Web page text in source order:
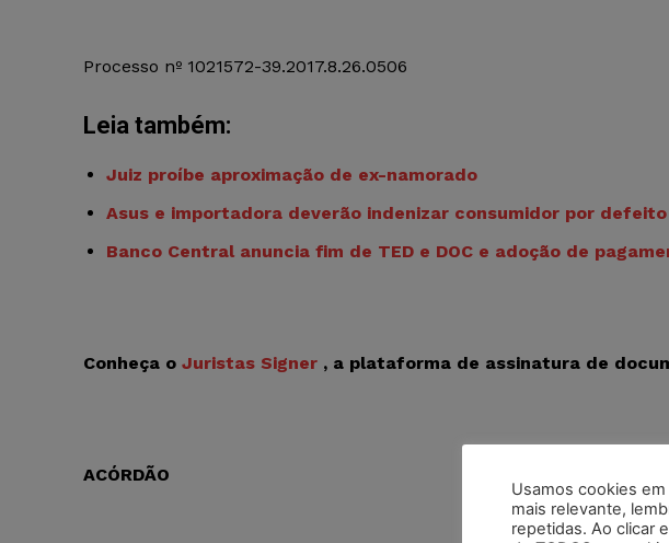
Processo nº 1021572-39.2017.8.26.0506
Leia também:
Juiz proíbe aproximação de ex-namorado
Asus e importadora deverão indenizar consumidor por
Banco Central anuncia fim de TED e DOC e adoção de
Conheça o Juristas Signer , a plataforma de assinatura de
ACÓRDÃO
Usamos cookies
mais relevante,
repetidas. Ao clicar